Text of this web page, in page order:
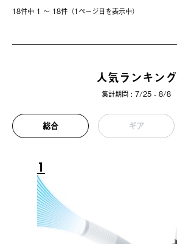
18件中 1 〜 18件（1ページ⽬を表⽰中）
人気ランキング
集計期間 : 7/25 - 8/8
総合 ギア
1